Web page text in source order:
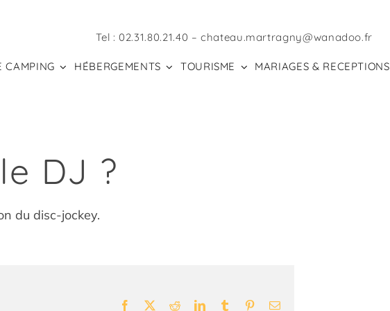
Tel :02.31.80.21.40 – chateau.martragny@wanadoo.fr
CAMPING HÉBERGEMENTS TOURISME MARIAGES & RECEPTIONS
DJ ?
du disc-jockey.
Facebook RedditLinkedInTumblr PinterestEmail